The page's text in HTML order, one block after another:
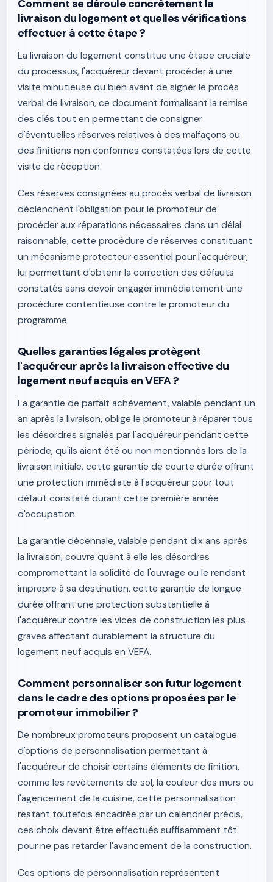
Comment se déroule concrètement la
livraison du logement et quelles vérifications
effectuer à cette étape ?
La livraison du logement constitue une étape cruciale
du processus, l'acquéreur devant procéder à une
visite minutieuse du bien avant de signer le procès
verbal de livraison, ce document formalisant la remise
des clés tout en permettant de consigner
d'éventuelles réserves relatives à des malfaçons ou
des finitions non conformes constatées lors de cette
visite de réception.
Ces réserves consignées au procès verbal de livraison
déclenchent l'obligation pour le promoteur de
procéder aux réparations nécessaires dans un délai
raisonnable, cette procédure de réserves constituant
un mécanisme protecteur essentiel pour l'acquéreur,
lui permettant d'obtenir la correction des défauts
constatés sans devoir engager immédiatement une
procédure contentieuse contre le promoteur du
programme.
Quelles garanties légales protègent
l'acquéreur après la livraison effective du
logement neuf acquis en VEFA ?
La garantie de parfait achèvement, valable pendant un
an après la livraison, oblige le promoteur à réparer tous
les désordres signalés par l'acquéreur pendant cette
période, qu'ils aient été ou non mentionnés lors de la
livraison initiale, cette garantie de courte durée offrant
une protection immédiate à l'acquéreur pour tout
défaut constaté durant cette première année
d'occupation.
La garantie décennale, valable pendant dix ans après
la livraison, couvre quant à elle les désordres
compromettant la solidité de l'ouvrage ou le rendant
impropre à sa destination, cette garantie de longue
durée offrant une protection substantielle à
l'acquéreur contre les vices de construction les plus
graves affectant durablement la structure du
logement neuf acquis en VEFA.
Comment personnaliser son futur logement
dans le cadre des options proposées par le
promoteur immobilier ?
De nombreux promoteurs proposent un catalogue
d'options de personnalisation permettant à
l'acquéreur de choisir certains éléments de finition,
comme les revêtements de sol, la couleur des murs ou
l'agencement de la cuisine, cette personnalisation
restant toutefois encadrée par un calendrier précis,
ces choix devant être effectués suffisamment tôt
pour ne pas retarder l'avancement de la construction.
Ces options de personnalisation représentent